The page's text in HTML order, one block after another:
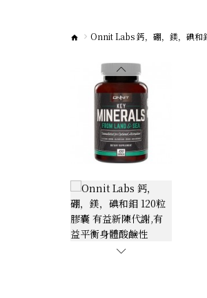
Onnit Labs 鈣，硼，鎂，碘和